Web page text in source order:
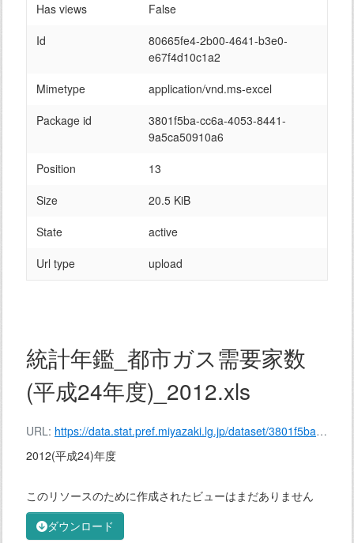
ダウンロード
統計年鑑_都市ガス需要家数
(平成24年度)_2012.xls
URL: https://data.stat.pref.miyazaki.lg.jp/dataset/3801f5ba-cc6a-4053-8441-9a5ca50910a6/resource/80665fe4-2b00-4641-b3e0-e67f4d10c1a2/download/%E7%B5%B1%E8%A8%88%E5%B9%B4%E9%91%91_%E9%83%BD%E5%B8%82%E3%82%AC%E3%82%B9%E9%9C%80%E8%A6%81%E5%AE%B6%E6%95%B0(%E5%B9%B3%E6%88%9024%E5%B9%B4%E5%BA%A6)_2012.xls
2012(平成24)年度
このリソースのために作成されたビューはまだありません
Has views
False
Id
80665fe4-2b00-4641-b3e0-
e67f4d10c1a2
Mimetype
application/vnd.ms-excel
Package id
3801f5ba-cc6a-4053-8441-
9a5ca50910a6
Position
13
Size
20.5 KiB
State
active
Url type
upload